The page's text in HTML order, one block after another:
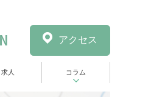
アクセス
求人 コラム